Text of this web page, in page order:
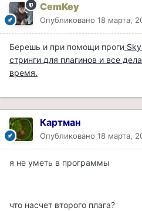
CemKey
Опубликовано 18 марта,
Берешь и при помощи проги
стринги для плагинов и все
время.
Картман
Опубликовано 18 марта,
я не уметь в программы
что насчет второго плага?